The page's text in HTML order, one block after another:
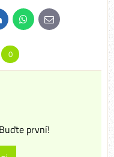
WhatsApp
E-
mail
0
první!